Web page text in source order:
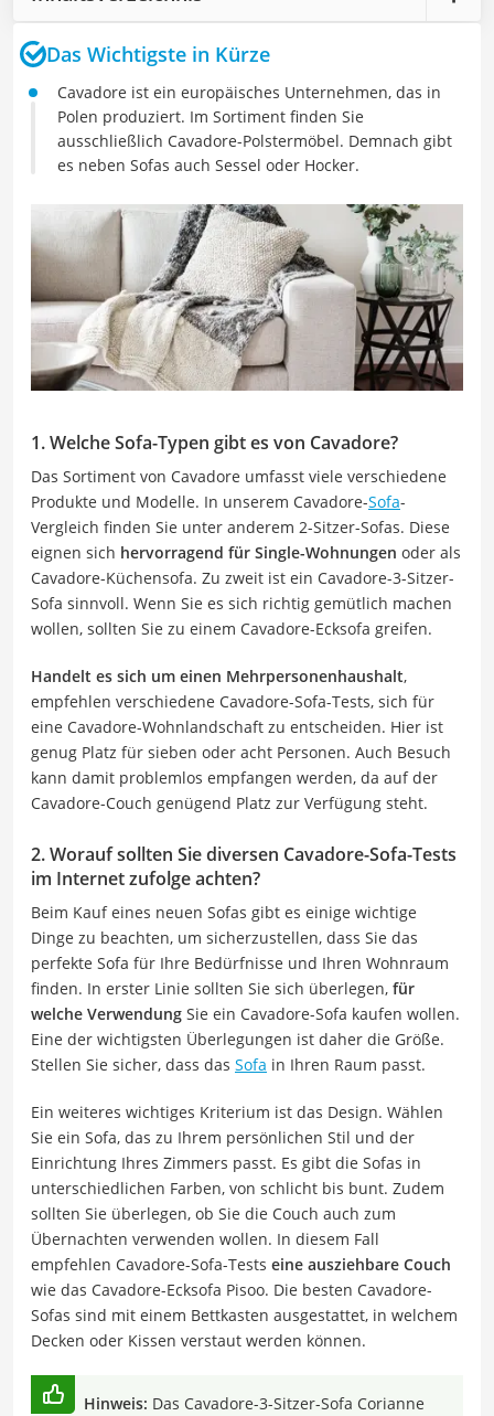
Das Wichtigste in Kürze
Cavadore ist ein europäisches Unternehmen, das in
Polen produziert. Im Sortiment finden Sie
ausschließlich Cavadore-Polstermöbel. Demnach gibt
es neben Sofas auch Sessel oder Hocker.
1. Welche Sofa-Typen gibt es von Cavadore?
Das Sortiment von Cavadore umfasst viele verschiedene
Produkte und Modelle. In unserem Cavadore-Sofa-
Vergleich finden Sie unter anderem 2-Sitzer-Sofas. Diese
eignen sich hervorragend für Single-Wohnungen oder als
Cavadore-Küchensofa. Zu zweit ist ein Cavadore-3-Sitzer-
Sofa sinnvoll. Wenn Sie es sich richtig gemütlich machen
wollen, sollten Sie zu einem Cavadore-Ecksofa greifen.
Handelt es sich um einen Mehrpersonenhaushalt,
empfehlen verschiedene Cavadore-Sofa-Tests, sich für
eine Cavadore-Wohnlandschaft zu entscheiden. Hier ist
genug Platz für sieben oder acht Personen. Auch Besuch
kann damit problemlos empfangen werden, da auf der
Cavadore-Couch genügend Platz zur Verfügung steht.
2. Worauf sollten Sie diversen Cavadore-Sofa-Tests
im Internet zufolge achten?
Beim Kauf eines neuen Sofas gibt es einige wichtige
Dinge zu beachten, um sicherzustellen, dass Sie das
perfekte Sofa für Ihre Bedürfnisse und Ihren Wohnraum
finden. In erster Linie sollten Sie sich überlegen, für
welche Verwendung Sie ein Cavadore-Sofa kaufen wollen.
Eine der wichtigsten Überlegungen ist daher die Größe.
Stellen Sie sicher, dass das Sofa in Ihren Raum passt.
Ein weiteres wichtiges Kriterium ist das Design. Wählen
Sie ein Sofa, das zu Ihrem persönlichen Stil und der
Einrichtung Ihres Zimmers passt. Es gibt die Sofas in
unterschiedlichen Farben, von schlicht bis bunt. Zudem
sollten Sie überlegen, ob Sie die Couch auch zum
Übernachten verwenden wollen. In diesem Fall
empfehlen Cavadore-Sofa-Tests eine ausziehbare Couch
wie das Cavadore-Ecksofa Pisoo. Die besten Cavadore-
Sofas sind mit einem Bettkasten ausgestattet, in welchem
Decken oder Kissen verstaut werden können.
Hinweis: Das Cavadore-3-Sitzer-Sofa Corianne